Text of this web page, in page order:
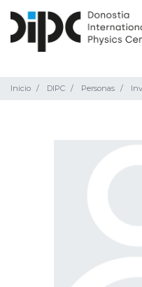
Inicio DIPC Personas